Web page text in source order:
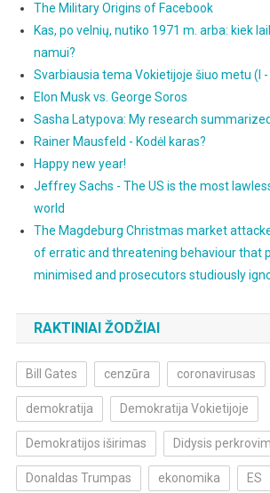
The Military Origins of Facebook
Kas, po velnių, nutiko 1971 m. arba: kiek
namui?
Svarbiausia tema Vokietijoje šiuo metu (I -
Elon Musk vs. George Soros
Sasha Latypova: My research
Rainer Mausfeld - Kodėl karas?
Happy new year!
Jeffrey Sachs - The US is the most
world
The Magdeburg Christmas market
of erratic and threatening behaviour that
minimised and prosecutors studiously
RAKTINIAI ŽODŽIAI
Bill Gates cenzūra coronavirusas
demokratija Demokratija Vokietijoje
Demokratijos iširimas Didysis
Donaldas Trumpas ekonomika ES